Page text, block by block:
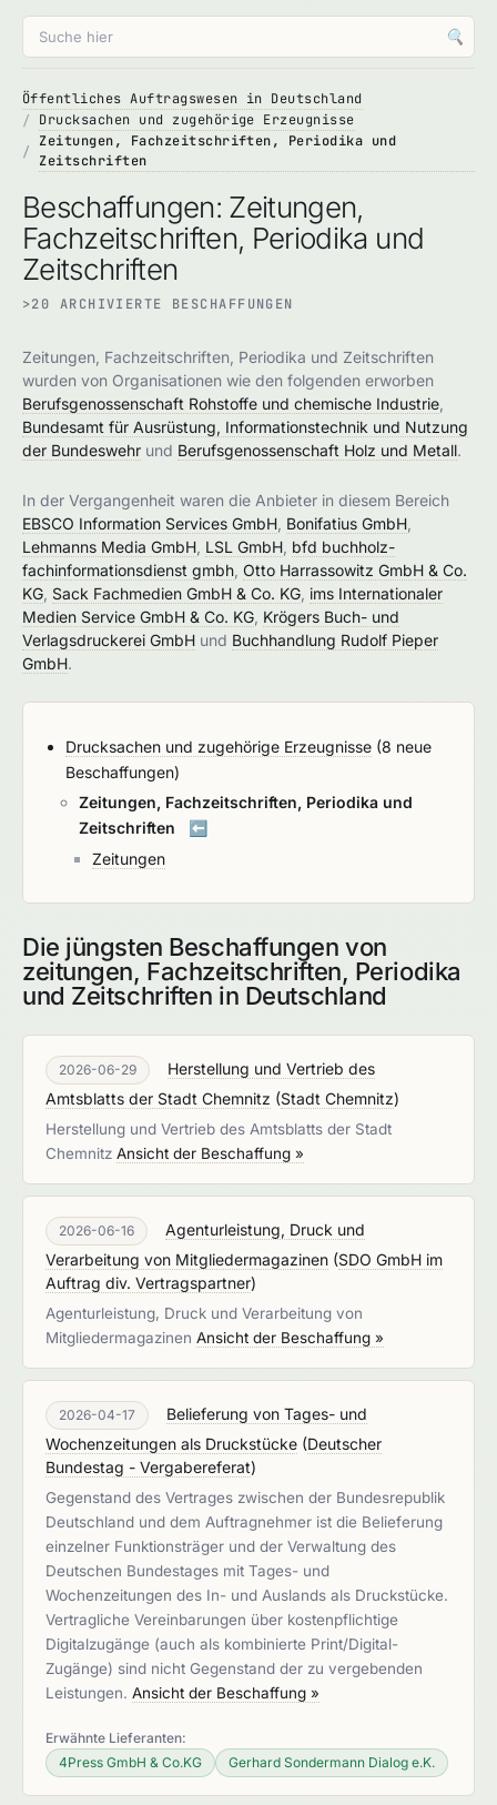
🔍
Öffentliches Auftragswesen in Deutschland
Drucksachen und zugehörige Erzeugnisse
Zeitungen, Fachzeitschriften, Periodika und
Zeitschriften
Beschaffungen: Zeitungen,
Fachzeitschriften, Periodika und
Zeitschriften
>20 ARCHIVIERTE BESCHAFFUNGEN
Zeitungen, Fachzeitschriften, Periodika und Zeitschriften
wurden von Organisationen wie den folgenden erworben
Berufsgenossenschaft Rohstoffe und chemische Industrie
Bundesamt für Ausrüstung, Informationstechnik und Nutzung
der Bundeswehr und Berufsgenossenschaft Holz und Metall.
In der Vergangenheit waren die Anbieter in diesem Bereich
EBSCO Information Services GmbH Bonifatius GmbH
Lehmanns Media GmbH LSL GmbH bfd buchholz-
fachinformationsdienst gmbh Otto Harrassowitz GmbH & Co.
KG Sack Fachmedien GmbH & Co. KG ims Internationaler
Medien Service GmbH & Co. KG Krögers Buch- und
Verlagsdruckerei GmbH und Buchhandlung Rudolf Pieper
GmbH.
Drucksachen und zugehörige Erzeugnisse (8 neue
Beschaffungen)
Zeitungen, Fachzeitschriften, Periodika und
Zeitschriften
⬅️
Zeitungen
Die jüngsten Beschaffungen von
zeitungen, Fachzeitschriften, Periodika
und Zeitschriften in Deutschland
2026-06-29
Herstellung und Vertrieb des
Amtsblatts der Stadt Chemnitz (Stadt Chemnitz)
Herstellung und Vertrieb des Amtsblatts der Stadt
Chemnitz Ansicht der Beschaffung »
2026-06-16
Agenturleistung, Druck und
Verarbeitung von Mitgliedermagazinen (SDO GmbH im
Auftrag div. Vertragspartner)
Agenturleistung, Druck und Verarbeitung von
Mitgliedermagazinen Ansicht der Beschaffung »
2026-04-17
Belieferung von Tages- und
Wochenzeitungen als Druckstücke (Deutscher
Bundestag - Vergabereferat)
Gegenstand des Vertrages zwischen der Bundesrepublik
Deutschland und dem Auftragnehmer ist die Belieferung
einzelner Funktionsträger und der Verwaltung des
Deutschen Bundestages mit Tages- und
Wochenzeitungen des In- und Auslands als Druckstücke.
Vertragliche Vereinbarungen über kostenpflichtige
Digitalzugänge (auch als kombinierte Print/Digital-
Zugänge) sind nicht Gegenstand der zu vergebenden
Leistungen. Ansicht der Beschaffung »
Erwähnte Lieferanten:
4Press GmbH & Co.KG
Gerhard Sondermann Dialog e.K.